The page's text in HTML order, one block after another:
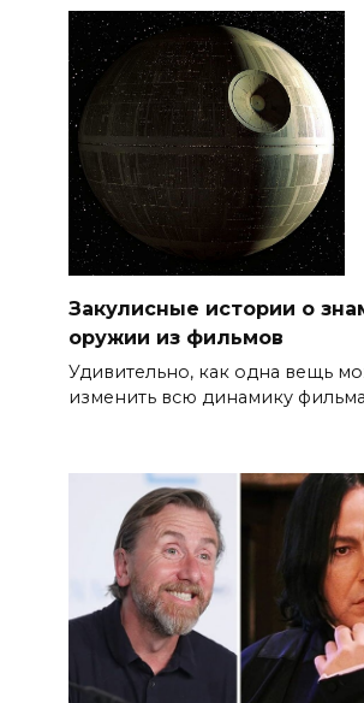
Закулисные истории о
оружии из фильмов
Удивительно, как одна вещь
изменить всю динамику